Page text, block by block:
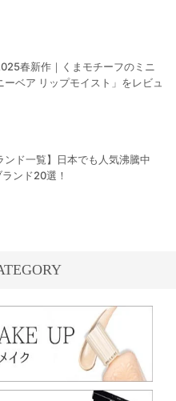
春新作｜くまモチーフのミニ
ーベア リップモイスト」をレビュ
ンド一覧】日本でも人気沸騰中
ンド20選！